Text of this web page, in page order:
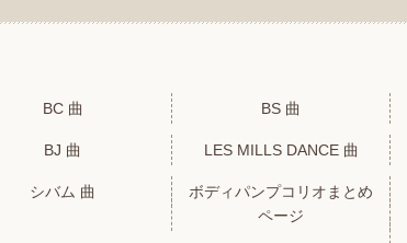
BC 曲 BS 曲
BJ 曲 LES MILLS DANCE 曲
シバム 曲
ボディパンプコリオまとめ
ページ